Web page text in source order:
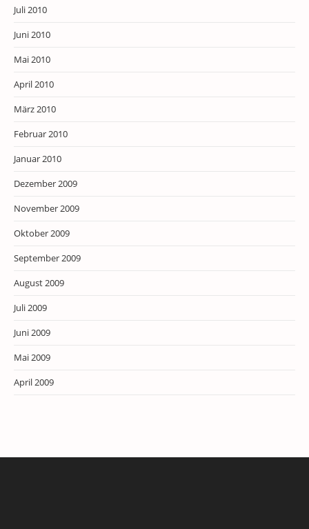
Juli 2010
Juni 2010
Mai 2010
April 2010
März 2010
Februar 2010
Januar 2010
Dezember 2009
November 2009
Oktober 2009
September 2009
August 2009
Juli 2009
Juni 2009
Mai 2009
April 2009